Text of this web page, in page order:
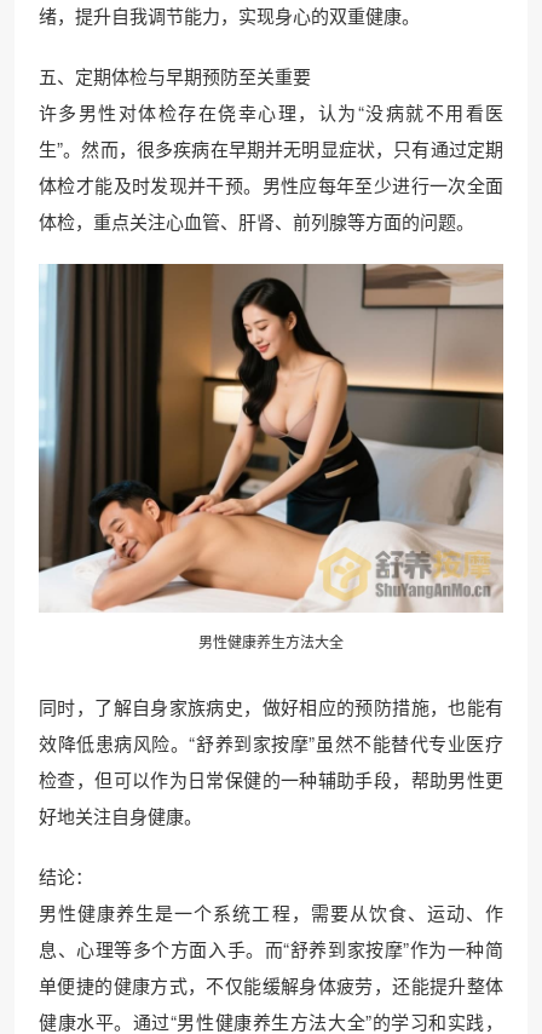
绪，提升自我调节能力，实现身心的双重健康。
五、定期体检与早期预防至关重要
许多男性对体检存在侥幸心理，认为“没病就不用看医
生”。然而，很多疾病在早期并无明显症状，只有通过定期
体检才能及时发现并干预。男性应每年至少进行一次全面
体检，重点关注心血管、肝肾、前列腺等方面的问题。
男性健康养生方法大全
同时，了解自身家族病史，做好相应的预防措施，也能有
效降低患病风险。“舒养到家按摩”虽然不能替代专业医疗
检查，但可以作为日常保健的一种辅助手段，帮助男性更
好地关注自身健康。
结论：
男性健康养生是一个系统工程，需要从饮食、运动、作
息、心理等多个方面入手。而“舒养到家按摩”作为一种简
单便捷的健康方式，不仅能缓解身体疲劳，还能提升整体
健康水平。通过“男性健康养生方法大全”的学习和实践，